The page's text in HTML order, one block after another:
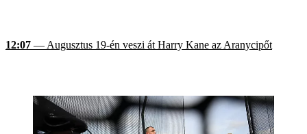
12:07 — Augusztus 19-én veszi át Harry Kane az Aranycipőt